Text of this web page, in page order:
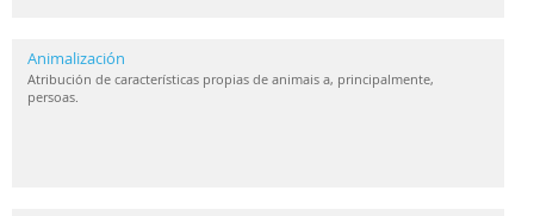
Animalización
Atribución de características propias de animais a, principalmente,
persoas.